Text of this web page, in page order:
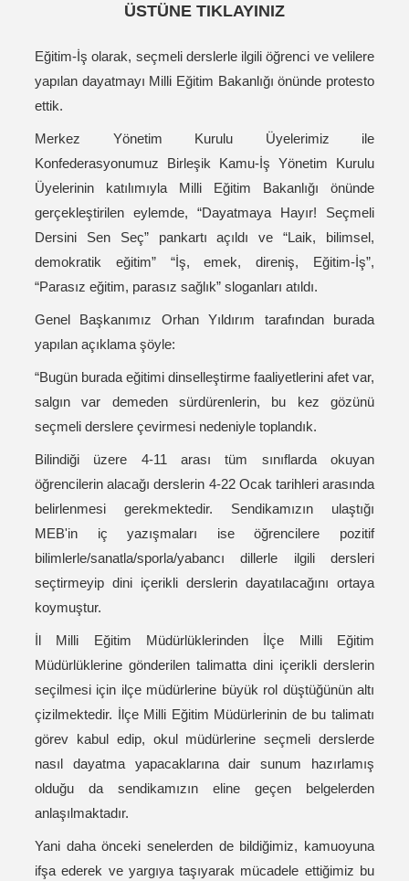
ÜSTÜNE TIKLAYINIZ
Eğitim-İş olarak, seçmeli derslerle ilgili öğrenci ve velilere
yapılan dayatmayı Milli Eğitim Bakanlığı önünde protesto
ettik.
Merkez Yönetim Kurulu Üyelerimiz ile
Konfederasyonumuz Birleşik Kamu-İş Yönetim Kurulu
Üyelerinin katılımıyla Milli Eğitim Bakanlığı önünde
gerçekleştirilen eylemde, “Dayatmaya Hayır! Seçmeli
Dersini Sen Seç” pankartı açıldı ve “Laik, bilimsel,
demokratik eğitim” “İş, emek, direniş, Eğitim-İş”,
“Parasız eğitim, parasız sağlık” sloganları atıldı.
Genel Başkanımız Orhan Yıldırım tarafından burada
yapılan açıklama şöyle:
“Bugün burada eğitimi dinselleştirme faaliyetlerini afet var,
salgın var demeden sürdürenlerin, bu kez gözünü
seçmeli derslere çevirmesi nedeniyle toplandık.
Bilindiği üzere 4-11 arası tüm sınıflarda okuyan
öğrencilerin alacağı derslerin 4-22 Ocak tarihleri arasında
belirlenmesi gerekmektedir. Sendikamızın ulaştığı
MEB'in iç yazışmaları ise öğrencilere pozitif
bilimlerle/sanatla/sporla/yabancı dillerle ilgili dersleri
seçtirmeyip dini içerikli derslerin dayatılacağını ortaya
koymuştur.
İl Milli Eğitim Müdürlüklerinden İlçe Milli Eğitim
Müdürlüklerine gönderilen talimatta dini içerikli derslerin
seçilmesi için ilçe müdürlerine büyük rol düştüğünün altı
çizilmektedir. İlçe Milli Eğitim Müdürlerinin de bu talimatı
görev kabul edip, okul müdürlerine seçmeli derslerde
nasıl dayatma yapacaklarına dair sunum hazırlamış
olduğu da sendikamızın eline geçen belgelerden
anlaşılmaktadır.
Yani daha önceki senelerden de bildiğimiz, kamuoyuna
ifşa ederek ve yargıya taşıyarak mücadele ettiğimiz bu